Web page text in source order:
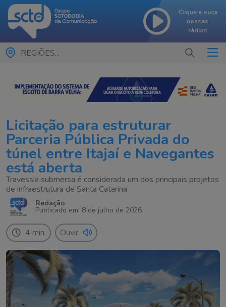
Clique e ouça
nossas
rádios
REGIÕES...
Licitação para estruturar
Parceria Pública Privada do
túnel entre Itajaí e Navegantes
está aberta
Travessia submersa é considerada um dos principais projetos
de infraestrutura de Santa Catarina
Redação
Publicado em: 8 de julho de 2026
4 min. Ouvir